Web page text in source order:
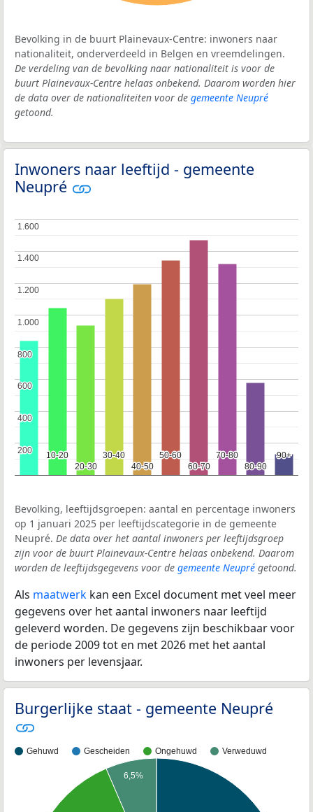
Bevolking in de buurt Plainevaux-Centre: inwoners naar
nationaliteit, onderverdeeld in Belgen en vreemdelingen.
De verdeling van de bevolking naar nationaliteit is voor de
buurt Plainevaux-Centre helaas onbekend. Daarom worden hier
de data over de nationaliteiten voor de gemeente Neupré
getoond.
Inwoners naar leeftijd - gemeente
Neupré
10-20
10-20
20-30
20-30
30-40
30-40
40-50
40-50
50-60
50-60
60-70
60-70
70-80
70-80
80-90
80-90
90+
90+
200
200
400
400
600
600
800
800
1.000
1.000
1.200
1.200
1.400
1.400
1.600
1.600
Bevolking, leeftijdsgroepen: aantal en percentage inwoners
op 1 januari 2025 per leeftijdscategorie in de gemeente
Neupré. De data over het aantal inwoners per leeftijdsgroep
zijn voor de buurt Plainevaux-Centre helaas onbekend. Daarom
worden de leeftijdsgegevens voor de gemeente Neupré getoond.
Als maatwerk kan een Excel document met veel meer
gegevens over het aantal inwoners naar leeftijd
geleverd worden. De gegevens zijn beschikbaar voor
de periode 2009 tot en met 2026 met het aantal
inwoners per levensjaar.
Burgerlijke staat - gemeente Neupré
Gehuwd Gescheiden Ongehuwd Verweduwd
6,5%